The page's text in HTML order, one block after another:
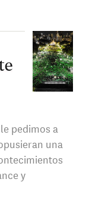
pedimos a
una
y